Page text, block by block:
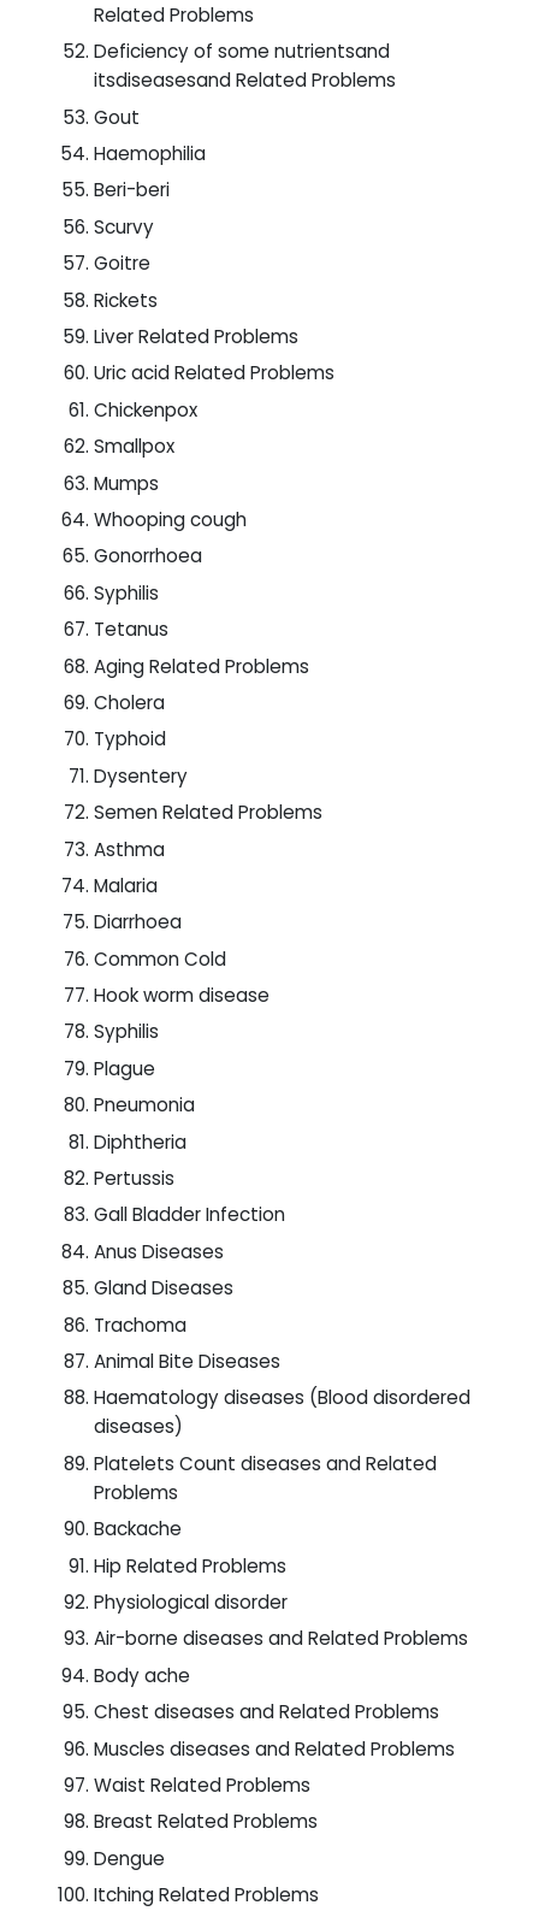
Related Problems
Deficiency of some nutrientsand
itsdiseasesand Related Problems
Gout
Haemophilia
Beri-beri
Scurvy
Goitre
Rickets
Liver Related Problems
Uric acid Related Problems
Chickenpox
Smallpox
Mumps
Whooping cough
Gonorrhoea
Syphilis
Tetanus
Aging Related Problems
Cholera
Typhoid
Dysentery
Semen Related Problems
Asthma
Malaria
Diarrhoea
Common Cold
Hook worm disease
Syphilis
Plague
Pneumonia
Diphtheria
Pertussis
Gall Bladder Infection
Anus Diseases
Gland Diseases
Trachoma
Animal Bite Diseases
Haematology diseases (Blood disordered
diseases)
Platelets Count diseases and Related
Problems
Backache
Hip Related Problems
Physiological disorder
Air-borne diseases and Related Problems
Body ache
Chest diseases and Related Problems
Muscles diseases and Related Problems
Waist Related Problems
Breast Related Problems
Dengue
Itching Related Problems